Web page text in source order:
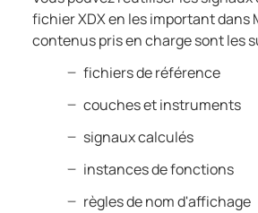
fichier XDX en les important dans
contenus pris en charge sont les
fichiers de référence
couches et instruments
signaux calculés
instances de fonctions
règles de nom d'affichage